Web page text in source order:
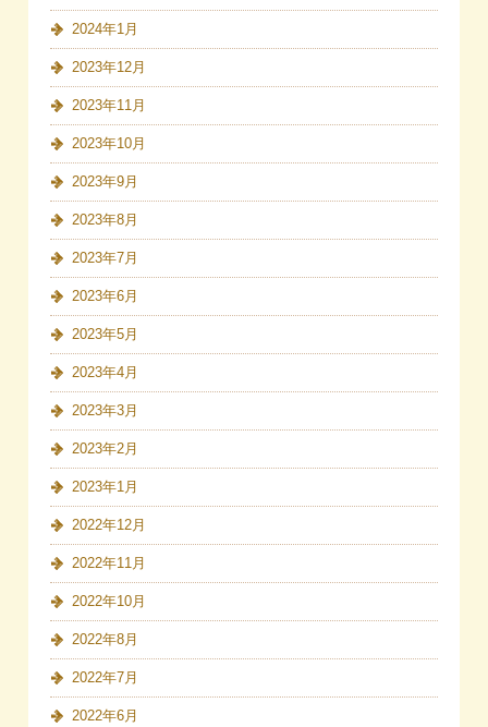
2024年1月
2023年12月
2023年11月
2023年10月
2023年9月
2023年8月
2023年7月
2023年6月
2023年5月
2023年4月
2023年3月
2023年2月
2023年1月
2022年12月
2022年11月
2022年10月
2022年8月
2022年7月
2022年6月